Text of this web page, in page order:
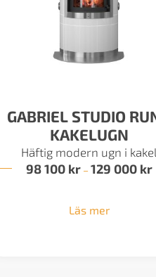
GABRIEL STUDIO
KAKELUGN
Häftig modern ugn i kakel
98 100 kr – 129 000 kr
Läs mer